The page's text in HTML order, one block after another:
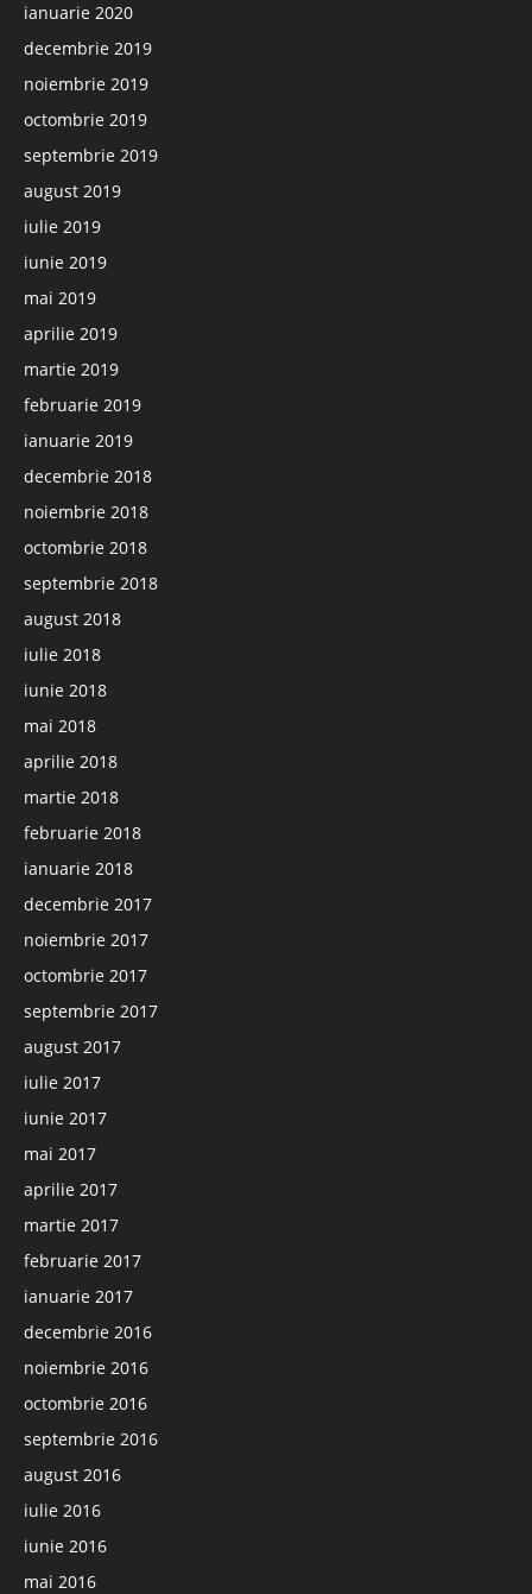
ianuarie 2020
decembrie 2019
noiembrie 2019
octombrie 2019
septembrie 2019
august 2019
iulie 2019
iunie 2019
mai 2019
aprilie 2019
martie 2019
februarie 2019
ianuarie 2019
decembrie 2018
noiembrie 2018
octombrie 2018
septembrie 2018
august 2018
iulie 2018
iunie 2018
mai 2018
aprilie 2018
martie 2018
februarie 2018
ianuarie 2018
decembrie 2017
noiembrie 2017
octombrie 2017
septembrie 2017
august 2017
iulie 2017
iunie 2017
mai 2017
aprilie 2017
martie 2017
februarie 2017
ianuarie 2017
decembrie 2016
noiembrie 2016
octombrie 2016
septembrie 2016
august 2016
iulie 2016
iunie 2016
mai 2016